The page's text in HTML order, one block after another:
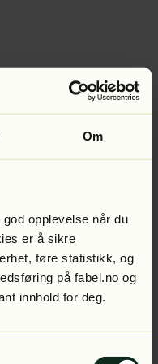
Om
opplevelse når du
er å sikre
føre statistikk, og
på fabel.no og
innhold for deg.